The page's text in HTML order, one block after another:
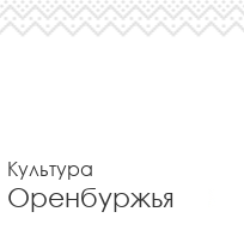
Культура
Оренбуржья